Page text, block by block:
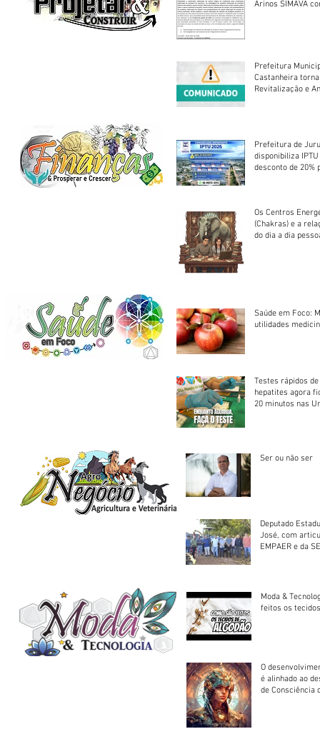
Arinos SIMAVA convoca à
Prefeitura
Castanheira
Revitalização e
Prefeitura de
disponibiliza
desconto de 20%
Os Centros
(Chakras) e a
do dia a dia
Saúde em Foco:
utilidades
Testes rápidos
hepatites agora
20 minutos nas
Ser ou não ser
Deputado
José, com
EMPAER e da
Moda &
feitos os
O
é alinhado ao
de Consciência